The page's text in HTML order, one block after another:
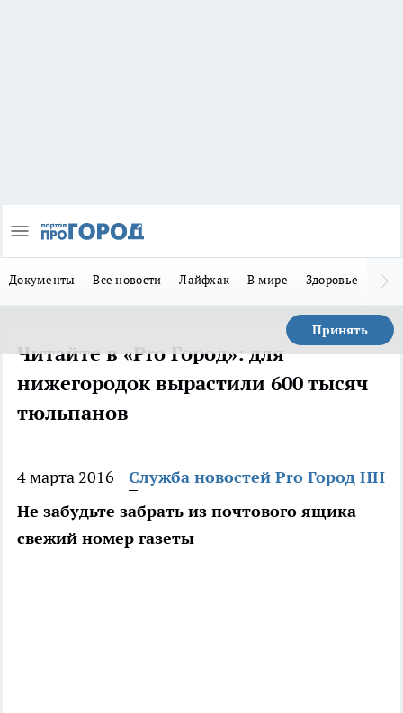
Документы Все новости Лайфхак В мире Здоровье
Принять
Читайте в «Pro Город»: для
нижегородок вырастили 600 тысяч
тюльпанов
4 марта 2016
Служба новостей Pro Город НН
Не забудьте забрать из почтового ящика
свежий номер газеты